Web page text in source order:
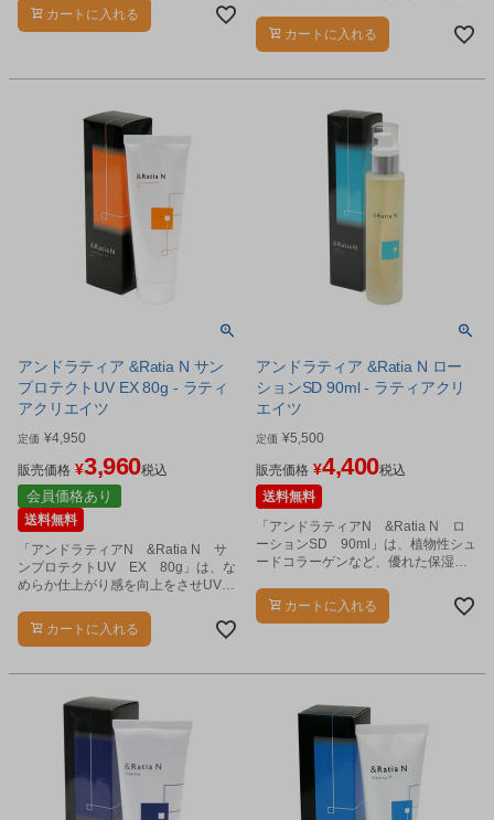
カートに入れる
カートに入れる
アンドラティア &Ratia N サン
プロテクトUV EX 80g - ラティ
アクリエイツ
定価 ¥4,950
販売価格 ¥3,960税込
会員価格あり
送料無料
「アンドラティアN &Ratia N サ
ンプロテクトUV EX 80g」は、な
めらか仕上がり感を向上をさせUV効
ノリ実感を高めたUVケア商品です。
カートに入れる
アンドラティア &Ratia N ロー
ションSD 90ml - ラティアクリ
エイツ
定価 ¥5,500
販売価格 ¥4,400税込
送料無料
「アンドラティアN &Ratia N ロ
ーションSD 90ml」は、植物性シュ
ードコラーゲンなど、優れた保湿機
肌をうるおいで満たしながらイキイ
キと整えます。
カートに入れる